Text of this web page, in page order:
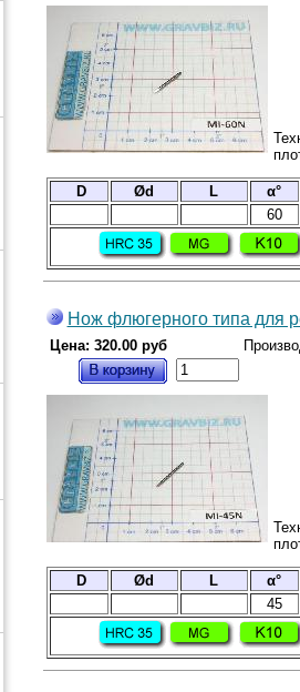
D Ød L
α°
60
Нож флюгерного типа для
Цена: 320.00 руб
D Ød L
α°
45